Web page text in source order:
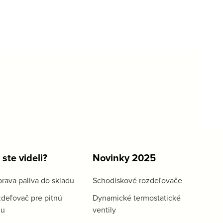
videli?
paliva do skladu
pre pitnú
Novinky 2025
Schodiskové rozdeľovače
Dynamické termostatické
ventily